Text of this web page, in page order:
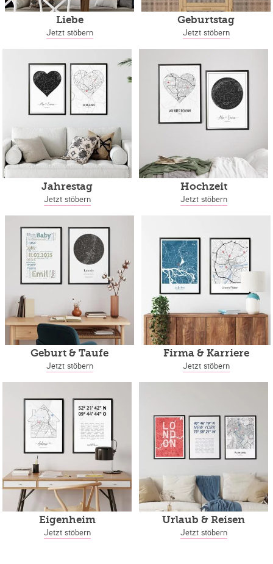
Liebe
Jetzt stöbern
Geburtstag
Jetzt stöbern
Jahrestag
Jetzt stöbern
Hochzeit
Jetzt stöbern
Geburt & Taufe
Jetzt stöbern
Firma & Karriere
Jetzt stöbern
Eigenheim
Jetzt stöbern
Urlaub & Reisen
Jetzt stöbern